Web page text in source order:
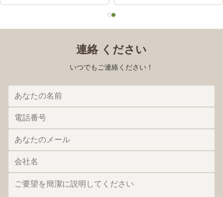
連絡 ください
いつでもご連絡ください！